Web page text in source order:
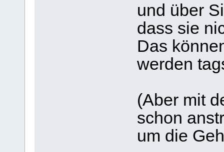
und über
dass sie
Das
werden
(Aber mit
schon
um die